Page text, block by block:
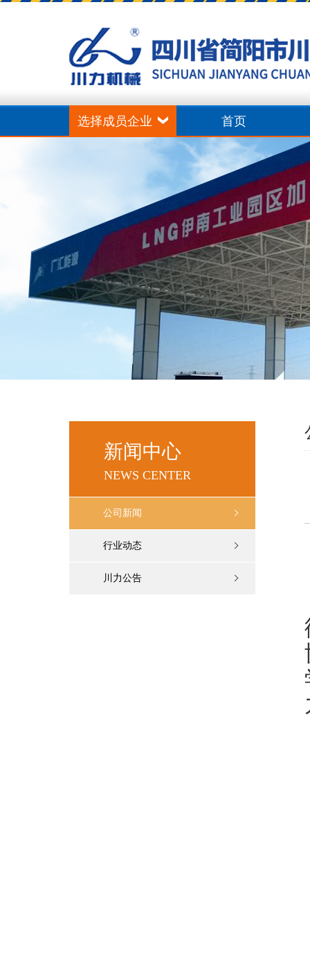
选择成员企业 首页
新闻中心
NEWS CENTER
公司新闻
行业动态
川力公告